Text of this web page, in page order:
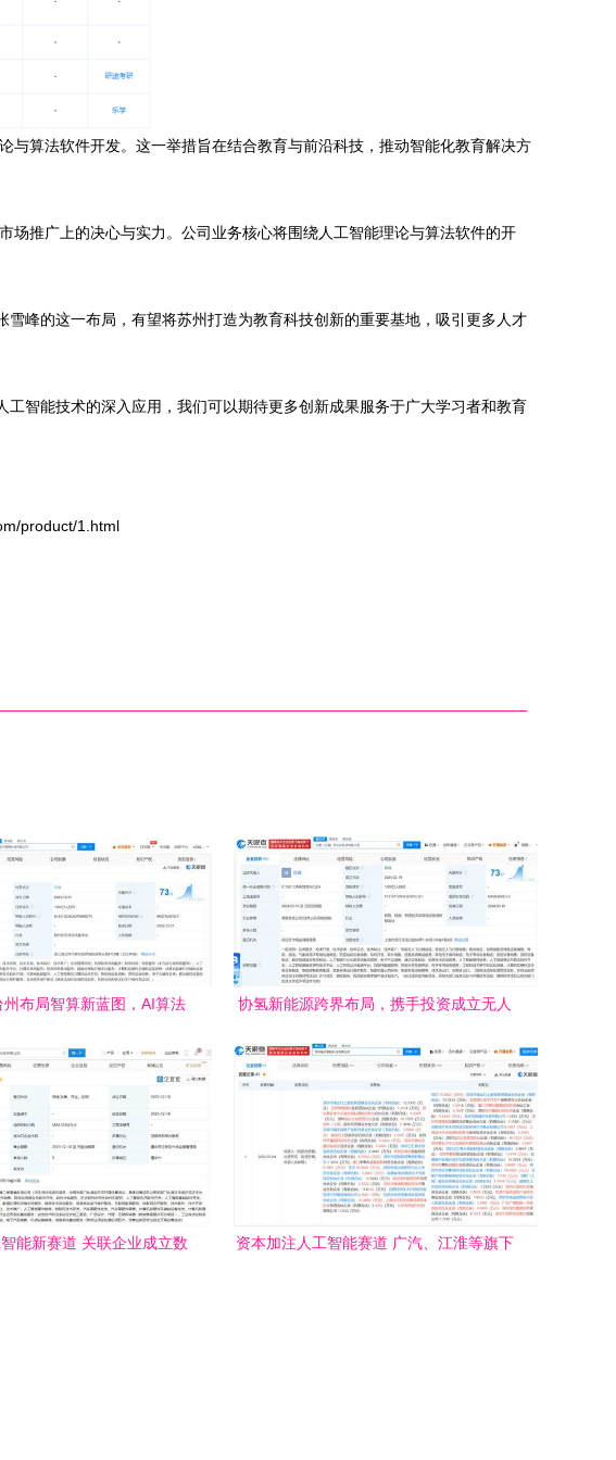
算法软件开发。这一举措旨在结合教育与前沿科技，推动智能化教育解决方
推广上的决心与实力。公司业务核心将围绕人工智能理论与算法软件的开
峰的这一布局，有望将苏州打造为教育科技创新的重要基地，吸引更多人才
智能技术的深入应用，我们可以期待更多创新成果服务于广大学习者和教育
product/1.html
州布局智算新蓝图，AI算法
协氢新能源跨界布局，携手投资成立无人
发
能新赛道 关联企业成立数
资本加注人工智能赛道 广汽、江淮等旗下